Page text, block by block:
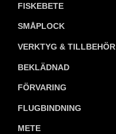
FISKEBETE
SMÅPLOCK
VERKTYG & TILLBEHÖR
BEKLÄDNAD
FÖRVARING
FLUGBINDNING
METE